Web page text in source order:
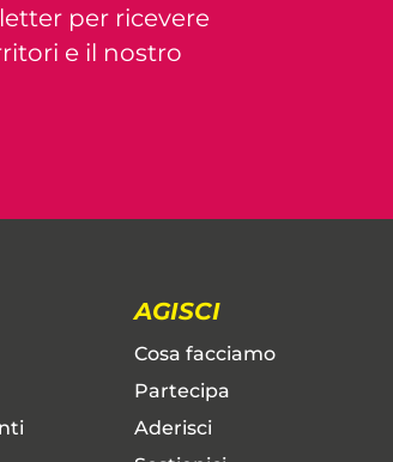
per ricevere
e il nostro
AGISCI
Cosa facciamo
Partecipa
Aderisci